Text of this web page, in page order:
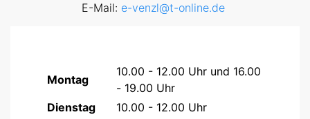
E-Mail: e-venzl@t-online.de
Montag
10.00 - 12.00 Uhr und 16.00
- 19.00 Uhr
Dienstag
10.00 - 12.00 Uhr